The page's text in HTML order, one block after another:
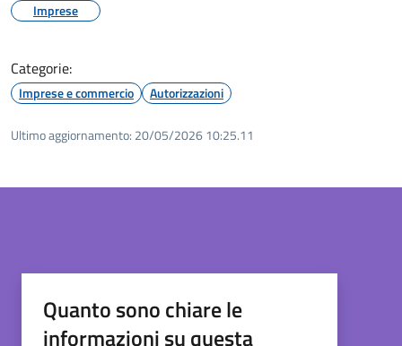
Imprese
Categorie:
Imprese e commercio Autorizzazioni
Ultimo aggiornamento: 20/05/2026 10:25.11
Quanto sono chiare le
informazioni su questa